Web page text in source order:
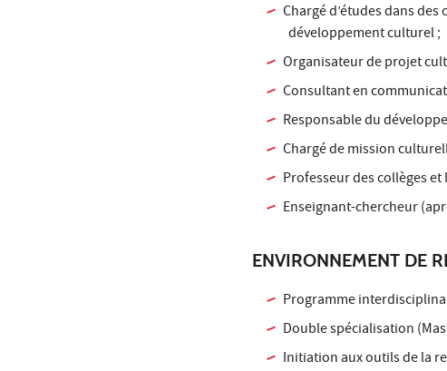
Chargé d’études dans
développement culturel ;
Organisateur de projet
Consultant en
Responsable du
Chargé de mission
Professeur des collèges
Enseignant-chercheur
ENVIRONNEMENT DE
Programme
Double spécialisation
Initiation aux outils de la